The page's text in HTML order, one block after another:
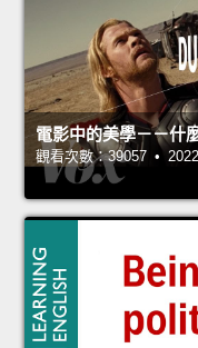
電影中的美學－－什
觀看次數：39057 •